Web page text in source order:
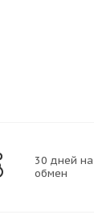
30 дней на
обмен